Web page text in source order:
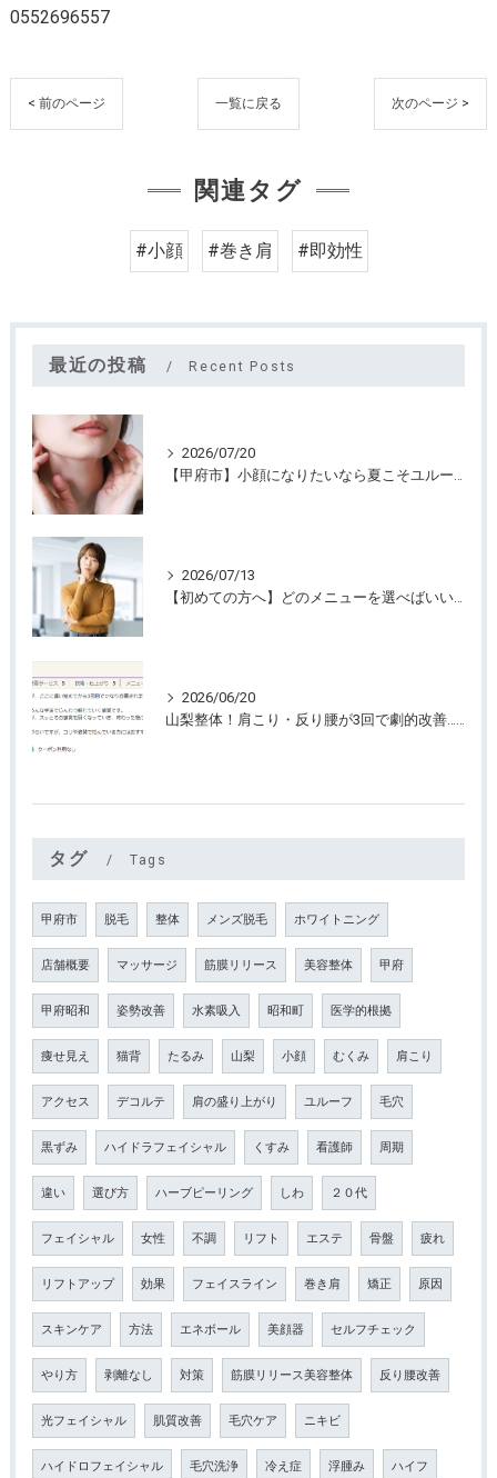
0552696557
< 前のページ 一覧に戻る 次のページ >
関連タグ
#小顔 #巻き肩 #即効性
最近の投稿 Recent Posts
2026/07/20
2026/07/13
【初めての方へ】どのメニューを選べばいいのか迷っていませんか？
2026/06/20
タグ Tags
甲府市 脱毛 整体 メンズ脱毛 ホワイトニング
店舗概要 マッサージ 筋膜リリース 美容整体 甲府
甲府昭和 姿勢改善 水素吸入 昭和町 医学的根拠
痩せ見え 猫背 たるみ 山梨 小顔 むくみ 肩こり
アクセス デコルテ 肩の盛り上がり ユルーフ 毛穴
黒ずみ ハイドラフェイシャル くすみ 看護師 周期
違い 選び方 ハーブピーリング しわ ２０代
フェイシャル 女性 不調 リフト エステ 骨盤 疲れ
リフトアップ 効果 フェイスライン 巻き肩 矯正 原因
スキンケア 方法 エネボール 美顔器 セルフチェック
やり方 剥離なし 対策 筋膜リリース美容整体 反り腰改善
光フェイシャル 肌質改善 毛穴ケア ニキビ
ハイドロフェイシャル 毛穴洗浄 冷え症 浮腫み ハイフ